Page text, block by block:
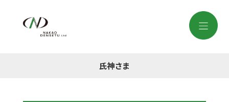
氏神さま